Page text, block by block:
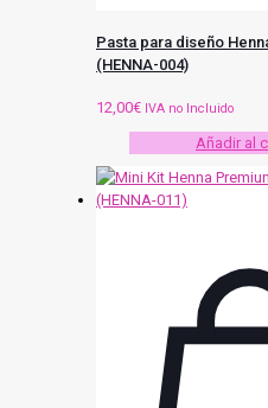
Pasta para diseño
(HENNA-004)
12,00€ IVA no Incluido
Añadir al